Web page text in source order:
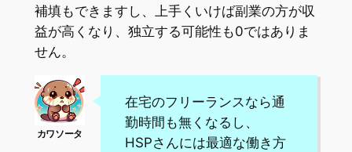
補填もできますし、上手くいけば副業の方が収
益が高くなり、独立する可能性も0ではありま
せん。
在宅のフリーランスなら通
勤時間も無くなるし、
HSPさんには最適な働き方